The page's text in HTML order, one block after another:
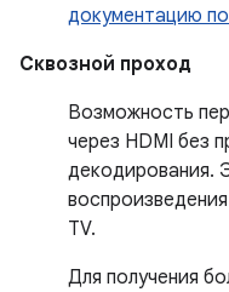
документацию
Сквозной проход
Возможность
через HDMI без
декодирования.
TV.
Для получения